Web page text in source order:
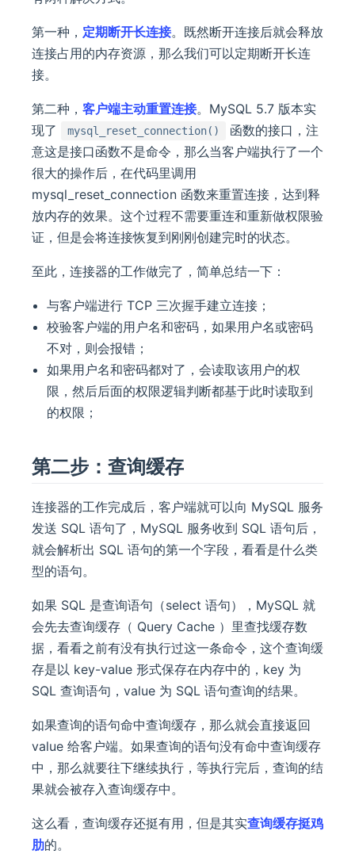
第一种， 定期断开长连接。既然断开连接后就会释放
连接占用的内存资源，那么我们可以定期断开长连
接。
第二种， 客户端主动重置连接。MySQL 5.7 版本实
现了
mysql_reset_connection()
函数的接口，注
意这是接口函数不是命令，那么当客户端执行了一个
很大的操作后，在代码里调用
mysql_reset_connection 函数来重置连接，达到释
放内存的效果。这个过程不需要重连和重新做权限验
证，但是会将连接恢复到刚刚创建完时的状态。
至此，连接器的工作做完了，简单总结一下：
与客户端进行 TCP 三次握手建立连接；
校验客户端的用户名和密码，如果用户名或密码
不对，则会报错；
如果用户名和密码都对了，会读取该用户的权
限，然后后面的权限逻辑判断都基于此时读取到
的权限；
第二步：查询缓存
连接器的工作完成后，客户端就可以向 MySQL 服务
发送 SQL 语句了，MySQL 服务收到 SQL 语句后，
就会解析出 SQL 语句的第一个字段，看看是什么类
型的语句。
如果 SQL 是查询语句（select 语句），MySQL 就
会先去查询缓存（ Query Cache ）里查找缓存数
据，看看之前有没有执行过这一条命令，这个查询缓
存是以 key-value 形式保存在内存中的，key 为
SQL 查询语句，value 为 SQL 语句查询的结果。
如果查询的语句命中查询缓存，那么就会直接返回
value 给客户端。如果查询的语句没有命中查询缓存
中，那么就要往下继续执行，等执行完后，查询的结
果就会被存入查询缓存中。
这么看，查询缓存还挺有用，但是其实查询缓存挺鸡
肋的。